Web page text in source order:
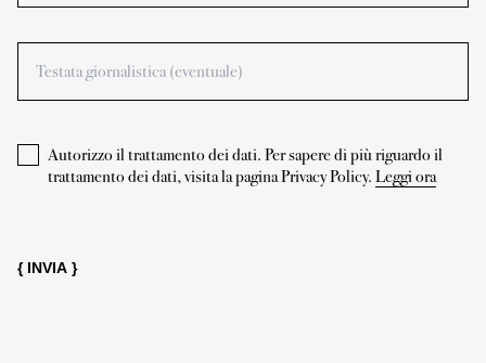
Autorizzo il trattamento dei dati. Per sapere di più riguardo il
trattamento dei dati, visita la pagina Privacy Policy. Leggi ora
{ INVIA }